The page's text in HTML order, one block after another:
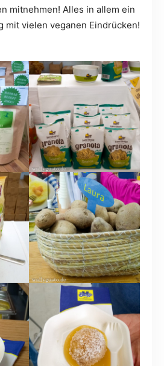
mitnehmen! Alles in allem ein
mit vielen veganen Eindrücken!